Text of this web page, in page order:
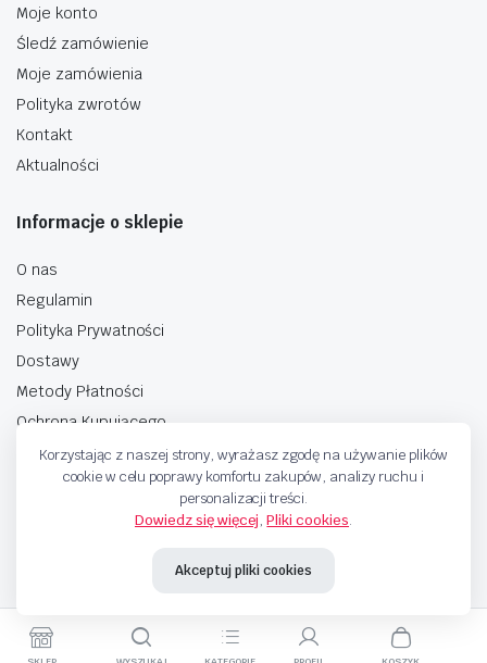
Moje konto
Śledź zamówienie
Moje zamówienia
Polityka zwrotów
Kontakt
Aktualności
Informacje o sklepie
O nas
Regulamin
Polityka Prywatności
Dostawy
Metody Płatności
Ochrona Kupującego
Metody Płatnosci
Korzystając z naszej strony, wyrażasz zgodę na używanie plików
cookie w celu poprawy komfortu zakupów, analizy ruchu i
personalizacji treści.
Dowiedz się więcej,Pliki cookies.
Akceptuj pliki cookies